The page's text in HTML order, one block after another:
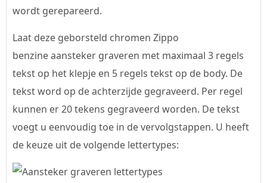
wordt gerepareerd.
Laat deze geborsteld chromen Zippo
benzine aansteker graveren met maximaal 3 regels
tekst op het klepje en 5 regels tekst op de body. De
tekst word op de achterzijde gegraveerd. Per regel
kunnen er 20 tekens gegraveerd worden. De tekst
voegt u eenvoudig toe in de vervolgstappen. U heeft
de keuze uit de volgende lettertypes: